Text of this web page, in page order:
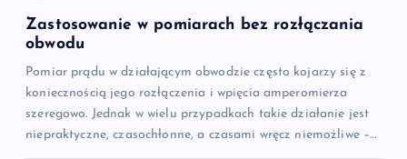
Zastosowanie w pomiarach bez rozłączania
obwodu
Pomiar prądu w działającym obwodzie często kojarzy się z
koniecznością jego rozłączenia i wpięcia amperomierza
szeregowo. Jednak w wielu przypadkach takie działanie jest
niepraktyczne, czasochłonne, a czasami wręcz niemożliwe –…